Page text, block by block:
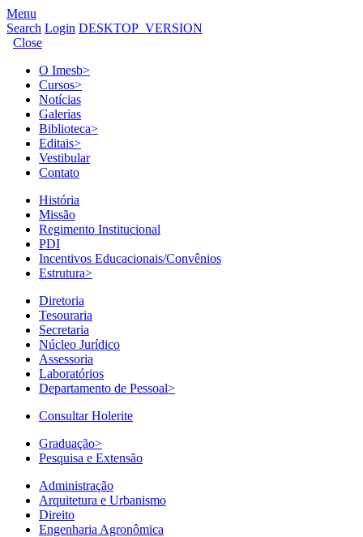
Menu
Search Login DESKTOP_VERSION
Close
O Imesb>
Cursos>
Notícias
Galerias
Biblioteca>
Editais>
Vestibular
Contato
História
Missão
Regimento Institucional
PDI
Incentivos Educacionais/Convênios
Estrutura>
Diretoria
Tesouraria
Secretaria
Núcleo Jurídico
Assessoria
Laboratórios
Departamento de Pessoal>
Consultar Holerite
Graduação>
Pesquisa e Extensão
Administração
Arquitetura e Urbanismo
Direito
Engenharia Agronômica